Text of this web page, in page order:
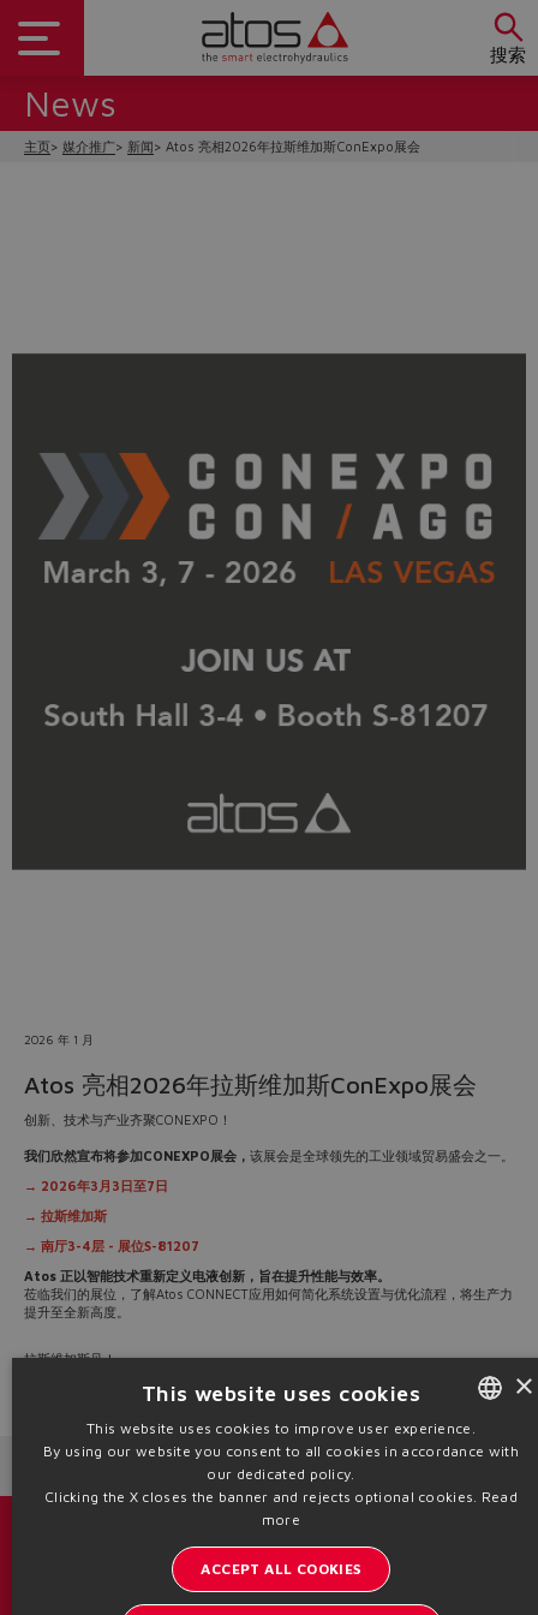
搜索
Do you want to leave the
configurator?
News
主页 媒介推广 新闻 Atos 亮相2026年拉斯维加斯ConExpo展会
2026 年 1 月
Atos 亮相2026年拉斯维加斯ConExpo展会
创新、技术与产业齐聚CONEXPO！
我们欣然宣布将参加CONEXPO展会， 该展会是全球领先的工业领域贸易盛会之一。
→ 2026年3月3日至7日
→ 拉斯维加斯
→ 南厅3-4层 - 展位S-81207
Atos 正以智能技术重新定义电液创新，旨在提升性能与效率。
莅临我们的展位，了解Atos CONNECT应用如何简化系统设置与优化流程，将生产力
提升至全新高度。
拉斯维加斯见！
Source: NW26-170
了解阿托斯的最新动态
ENGLISH
ITALIAN
×
This website uses cookies
This website uses cookies to improve user experience.
By using our website you consent to all cookies in accordance with
our dedicated policy.
Clicking the X closes the banner and rejects optional cookies. Read
more
ACCEPT ALL COOKIES